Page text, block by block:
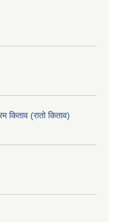
किताव (रातो किताव)